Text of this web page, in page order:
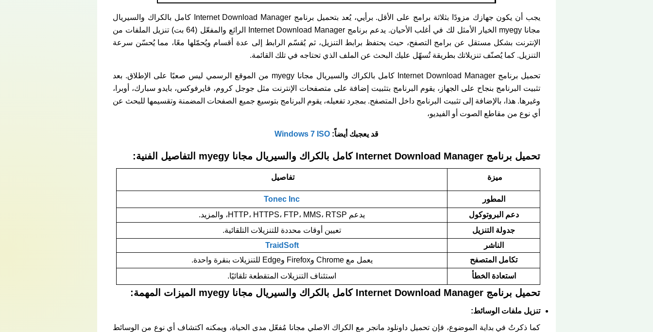
يجب أن يكون جهازك مزودًا بثلاثة برامج على الأقل. برأيي، يُعد بتحميل برنامج Internet Download Manager كامل بالكراك والسيريال
مجانا myegy الخيار الأمثل لك في أغلب الأحيان. يدعم برنامج Internet Download Manager الرائع والمفعّل (64 بت) تنزيل الملفات من
الإنترنت بشكل مستقل عن برامج التصفح، حيث يحتفظ برابط التنزيل، ثم يُقسّم الرابط إلى عدة أقسام ويُحمّلها معًا، مما يُحسّن سرعة
التنزيل. كما يُصنّف تنزيلاتك بطريقة تُسهّل عليك البحث عن الملف الذي تحتاجه في تلك القائمة.
تحميل برنامج Internet Download Manager كامل بالكراك والسيريال مجانا myegy من الموقع الرسمي ليس صعبًا على الإطلاق. بعد
تثبيت البرنامج بنجاح على الجهاز، يقوم البرنامج بتثبيت إضافة على متصفحات الإنترنت مثل جوجل كروم، فايرفوكس، بايدو سبارك، أوبرا،
وغيرها. هذا، بالإضافة إلى تثبيت البرنامج داخل المتصفح. بمجرد تفعيله، يقوم البرنامج بتوسيع جميع الصفحات المضمنة وتقسيمها للبحث عن
أي نوع من مقاطع الصوت أو الفيديو،
قد يعجبك أيضاً: Windows 7 ISO
تحميل برنامج Internet Download Manager كامل بالكراك والسيريال مجانا myegy التفاصيل الفنية:
ميزة تفاصيل
المطور
Tonec Inc
دعم البروتوكول
يدعم HTTP، HTTPS، FTP، MMS، RTSP، والمزيد.
جدولة التنزيل
تعيين أوقات محددة للتنزيلات التلقائية.
الناشر
TraidSoft
تكامل المتصفح
يعمل مع Chrome وFirefox وEdge للتنزيلات بنقرة واحدة.
استعادة الخطأ
استئناف التنزيلات المتقطعة تلقائيًا.
تحميل برنامج Internet Download Manager كامل بالكراك والسيريال مجانا myegy الميزات المهمة:
تنزيل ملفات الوسائط:
كما ذكرتُ في بداية الموضوع، فإن تحميل داونلود مانجر مع الكراك الاصلي مجانا مُفعّل مدى الحياة، ويمكنه اكتشاف أي نوع من الوسائط